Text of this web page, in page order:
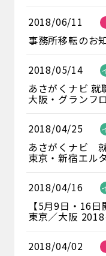
2018/06/11
事務所移転のお
2018/05/14
あさがくナビ
大阪・グランフ
2018/04/25
あさがくナビ
東京・新宿エル
2018/04/16
【5月9日・16
東京／大阪
2018/04/02